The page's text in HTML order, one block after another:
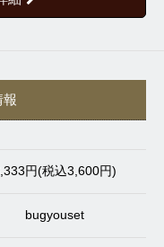
報
円(税込3,600円)
bugyouset